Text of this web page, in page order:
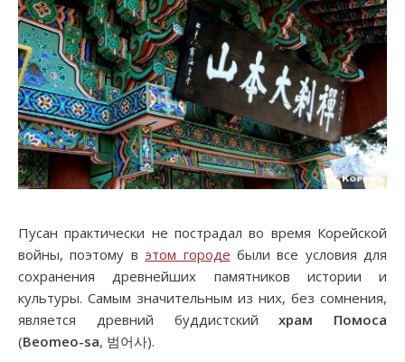
Пусан практически не пострадал во время Корейской
войны, поэтому вэтом городе были все условия для
сохранения древнейших памятников истории и
культуры. Самым значительным из них, без сомнения,
является древний буддистскийхрам Помоса
(Beomeo-sa, 범어사).